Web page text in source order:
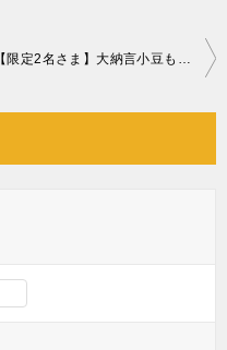
【限定2名さま】大納言小豆もなか10個木箱入